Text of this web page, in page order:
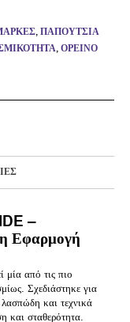
,ΠΑΠΟΎΤΣΙΑ
,ΟΡΕΙΝΌ
–
Εφαρμογή
μία από τις πιο
Σχεδιάστηκε για
και τεχνικά
και σταθερότητα.